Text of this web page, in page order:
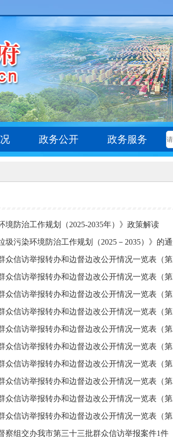
政务公开 政务服务
境防治工作规划（2025-2035年）》政策解读
圾污染环境防治工作规划（2025－2035）》的
众信访举报转办和边督边改公开情况一览表（第
众信访举报转办和边督边改公开情况一览表（第
众信访举报转办和边督边改公开情况一览表（第
众信访举报转办和边督边改公开情况一览表（第
众信访举报转办和边督边改公开情况一览表（第
众信访举报转办和边督边改公开情况一览表（第
众信访举报转办和边督边改公开情况一览表（第
众信访举报转办和边督边改公开情况一览表（第
众信访举报转办和边督边改公开情况一览表（第
众信访举报转办和边督边改公开情况一览表（第
察组交办我市第三十三批群众信访举报案件1件